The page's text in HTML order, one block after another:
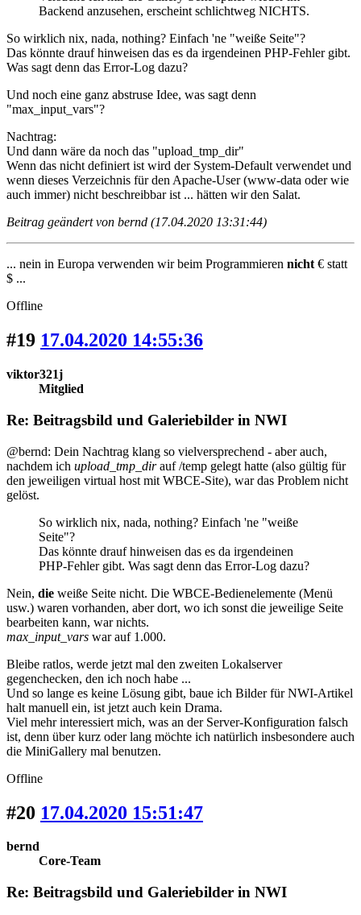
Backend anzusehen, erscheint schlichtweg NICHTS.
So wirklich nix, nada, nothing? Einfach 'ne "weiße Seite"?
Das könnte drauf hinweisen das es da irgendeinen PHP-Fehler gibt.
Was sagt denn das Error-Log dazu?
Und noch eine ganz abstruse Idee, was sagt denn
"max_input_vars"?
Nachtrag:
Und dann wäre da noch das "upload_tmp_dir"
Wenn das nicht definiert ist wird der System-Default verwendet und
wenn dieses Verzeichnis für den Apache-User (www-data oder wie
auch immer) nicht beschreibbar ist ... hätten wir den Salat.
Beitrag geändert von bernd (17.04.2020 13:31:44)
... nein in Europa verwenden wir beim Programmieren nicht € statt
$ ...
Offline
#19 17.04.2020 14:55:36
viktor321j
Mitglied
Re: Beitragsbild und Galeriebilder in NWI
@bernd: Dein Nachtrag klang so vielversprechend - aber auch,
nachdem ich upload_tmp_dirauf /temp gelegt hatte (also gültig für
den jeweiligen virtual host mit WBCE-Site), war das Problem nicht
gelöst.
So wirklich nix, nada, nothing? Einfach 'ne "weiße
Seite"?
Das könnte drauf hinweisen das es da irgendeinen
PHP-Fehler gibt. Was sagt denn das Error-Log dazu?
Nein, die weiße Seite nicht. Die WBCE-Bedienelemente (Menü
usw.) waren vorhanden, aber dort, wo ich sonst die jeweilige Seite
bearbeiten kann, war nichts.
max_input_vars war auf 1.000.
Bleibe ratlos, werde jetzt mal den zweiten Lokalserver
gegenchecken, den ich noch habe ...
Und so lange es keine Lösung gibt, baue ich Bilder für NWI-Artikel
halt manuell ein, ist jetzt auch kein Drama.
Viel mehr interessiert mich, was an der Server-Konfiguration falsch
ist, denn über kurz oder lang möchte ich natürlich insbesondere auch
die MiniGallery mal benutzen.
Offline
#20 17.04.2020 15:51:47
bernd
Core-Team
Re: Beitragsbild und Galeriebilder in NWI